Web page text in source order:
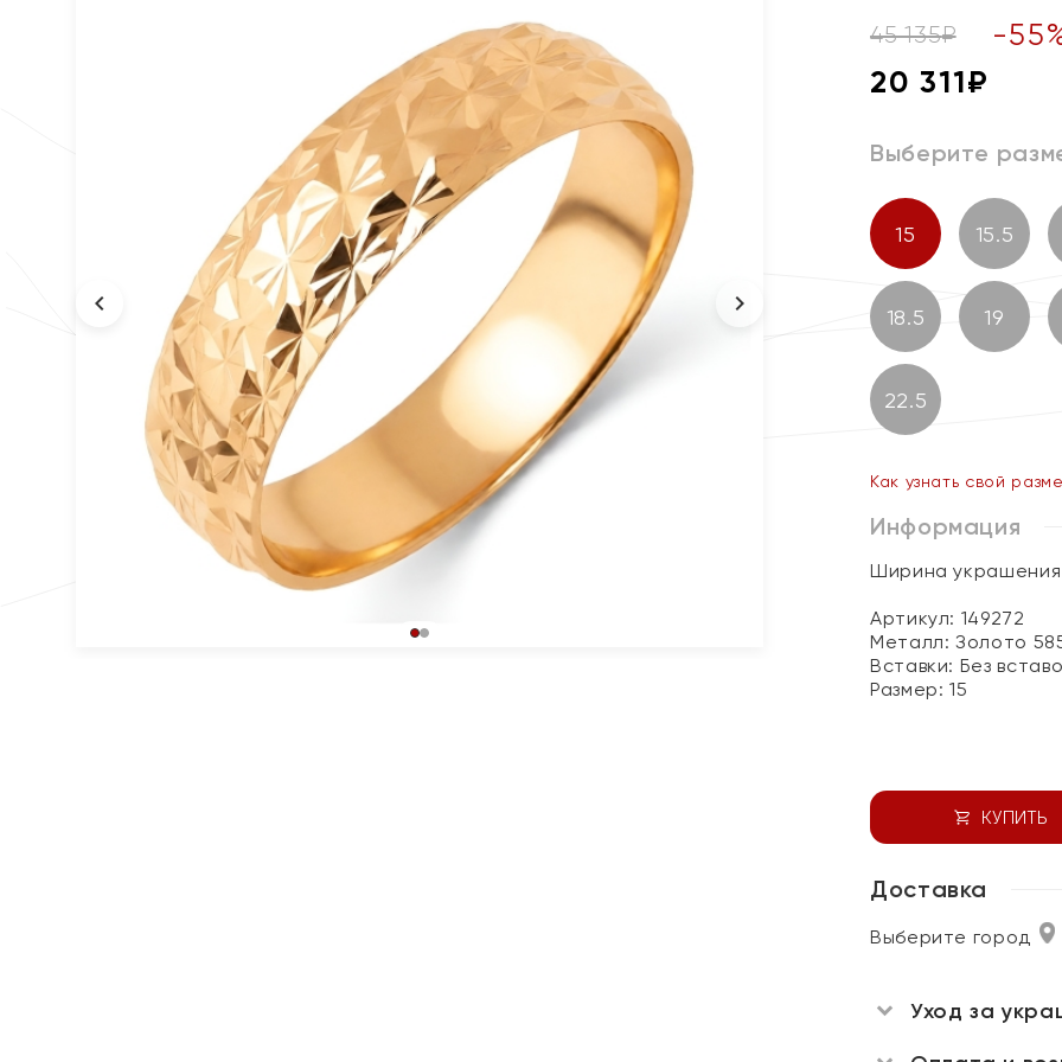
45 135₽ -55
20 311₽
Выберите
15 15.5
18.5 19
22.5
Как узнать свой
Информация
Ширина
Артикул: 149272
Металл:Золото
Вставки: Без
Размер:15
КУПИТЬ
Доставка
Выберите город
Уход за